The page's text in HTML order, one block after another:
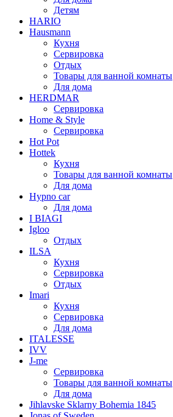
Детям
HARIO
Hausmann
Кухня
Сервировка
Отдых
Товары для ванной комнаты
Для дома
HERDMAR
Сервировка
Home & Style
Сервировка
Hot Pot
Hottek
Кухня
Товары для ванной комнаты
Для дома
Hypno car
Для дома
I BIAGI
Igloo
Отдых
ILSA
Кухня
Сервировка
Отдых
Imari
Кухня
Сервировка
Для дома
ITALESSE
IVV
J-me
Сервировка
Товары для ванной комнаты
Для дома
Jihlavske Sklarny Bohemia 1845